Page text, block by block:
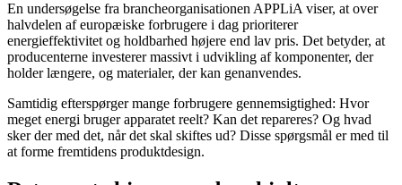
En undersøgelse fra brancheorganisationen APPLiA viser, at over
halvdelen af europæiske forbrugere i dag prioriterer
energieffektivitet og holdbarhed højere end lav pris. Det betyder, at
producenterne investerer massivt i udvikling af komponenter, der
holder længere, og materialer, der kan genanvendes.
Samtidig efterspørger mange forbrugere gennemsigtighed: Hvor
meget energi bruger apparatet reelt? Kan det repareres? Og hvad
sker der med det, når det skal skiftes ud? Disse spørgsmål er med til
at forme fremtidens produktdesign.